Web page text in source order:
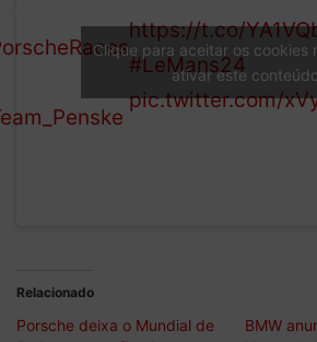
https://t.co/
#LeMans24
pic.twitter.com/
Clique para aceitar os cookies
ativar este conteúdo
Relacionado
Porsche deixa o Mundial de
BMW